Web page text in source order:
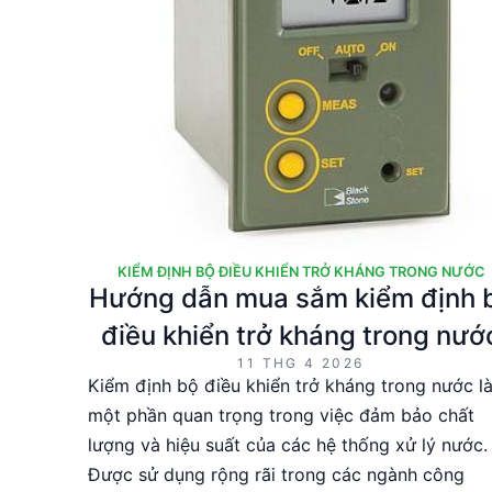
KIỂM ĐỊNH BỘ ĐIỀU KHIỂN TRỞ KHÁNG TRONG NƯỚC
Hướng dẫn mua sắm kiểm định
điều khiển trở kháng trong
11 THG 4 2026
Kiểm định bộ điều khiển trở kháng trong nước là
một phần quan trọng trong việc đảm bảo chất
lượng và hiệu suất của các hệ thống xử lý nước.
Được sử dụng rộng rãi trong các ngành công